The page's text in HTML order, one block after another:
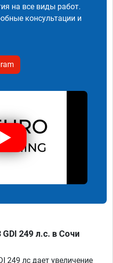
на все виды работ.
консультации и
249 л.с. в Сочи
249 лс дает увеличение